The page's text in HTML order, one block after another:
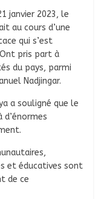
janvier 2023, le
au cours d’une
qui s’est
pris part à
du pays, parmi
Nadjingar.
a souligné que le
et éducatives sont
de ce